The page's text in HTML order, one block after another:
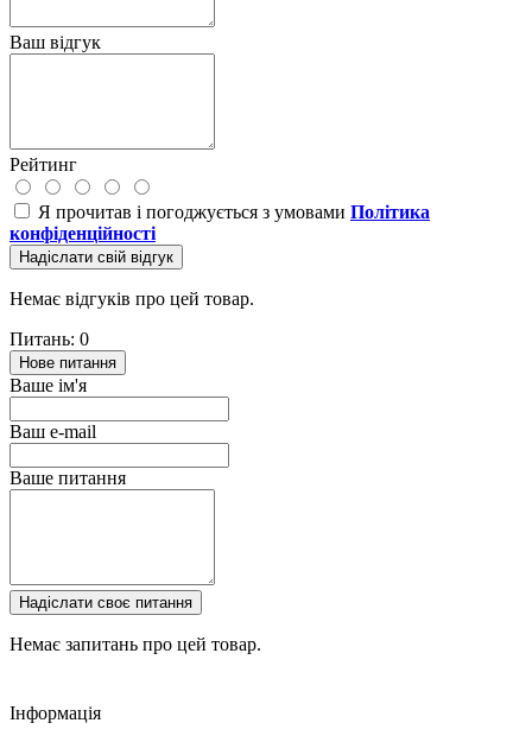
Ваш відгук
Рейтинг
Я прочитав і погоджується з умовами Політика
конфіденційності
Надіслати свій відгук
Немає відгуків про цей товар.
Питань: 0
Нове питання
Ваше ім'я
Ваш e-mail
Ваше питання
Надіслати своє питання
Немає запитань про цей товар.
Інформація